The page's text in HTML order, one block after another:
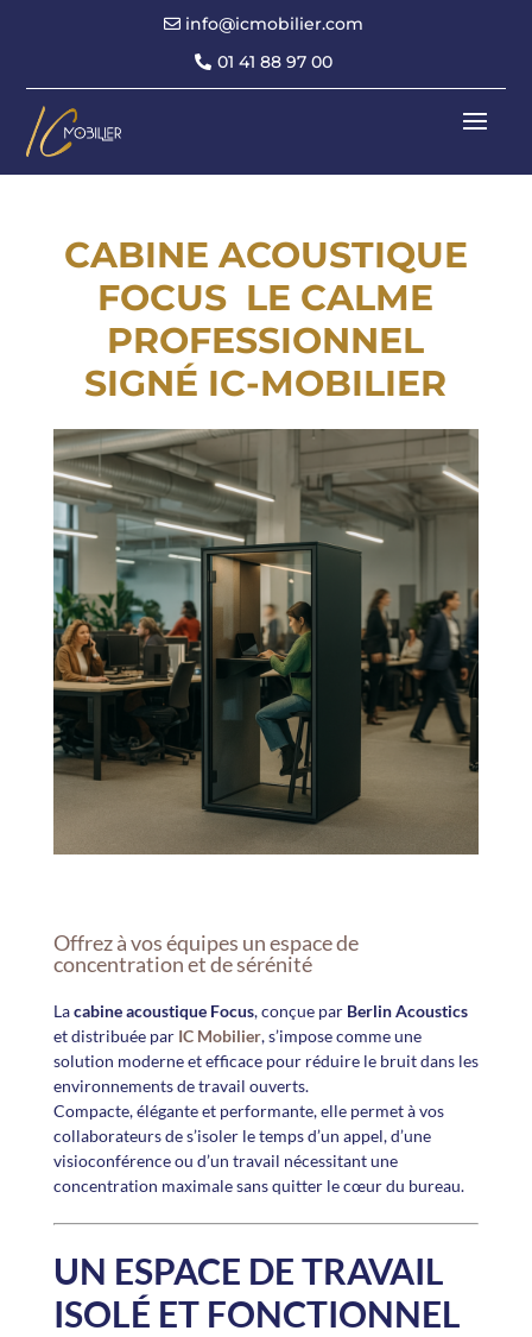
info@icmobilier.com
01 41 88 97 00
CABINE ACOUSTIQUE
FOCUS LE CALME
PROFESSIONNEL
SIGNÉ IC-MOBILIER
Offrez à vos équipes un espace de
concentration et de sérénité
Lacabine acoustique Focus, conçue par Berlin Acoustics
et distribuée par IC Mobilier, s’impose comme une
solution moderne et efficace pour réduire le bruit dans les
environnements de travail ouverts.
Compacte, élégante et performante, elle permet à vos
collaborateurs de s’isoler le temps d’un appel, d’une
visioconférence ou d’un travail nécessitant une
concentration maximale sans quitter le cœur du bureau.
UN ESPACE DE TRAVAIL
ISOLÉ ET FONCTIONNEL